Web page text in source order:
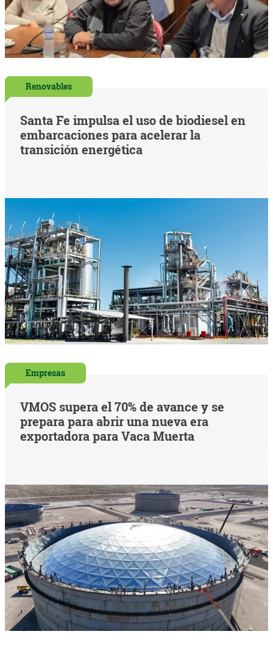
Renovables
Santa Fe impulsa el uso de biodiesel en
embarcaciones para acelerar la
transición energética
Empresas
VMOS supera el 70% de avance y se
prepara para abrir una nueva era
exportadora para Vaca Muerta